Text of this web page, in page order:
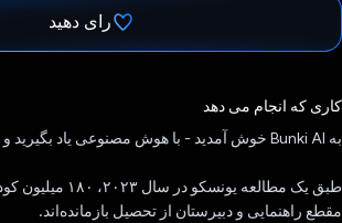
رای دهید
کاری که انجام می دهد
به Bunki AI خوش آمدید - با هوش مصنوعی یاد بگیرید و کاوش کنید!
طبق یک مطالعه
مقطع راهنمایی و دبیرستان از تحصیل بازمانده‌اند.